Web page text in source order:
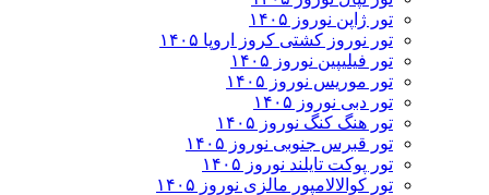
تور ژاپن نوروز ۱۴۰۵
تور نوروز کشتی کروز اروپا ۱۴۰۵
تور فیلیپین نوروز ۱۴۰۵
تور موریس نوروز ۱۴۰۵
تور دبی نوروز ۱۴۰۵
تور هنگ کنگ نوروز ۱۴۰۵
تور قبرس جنوبی نوروز ۱۴۰۵
تور پوکت تایلند نوروز ۱۴۰۵
تور کوالالامپور مالزی نوروز ۱۴۰۵